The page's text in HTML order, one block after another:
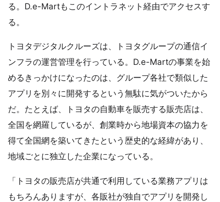
る。D.e-Martもこのイントラネット経由でアクセスす
る。
トヨタデジタルクルーズは、トヨタグループの通信イ
ンフラの運営管理を行っている。D.e-Martの事業を始
めるきっかけになったのは、グループ各社で類似した
アプリを別々に開発するという無駄に気がついたから
だ。たとえば、トヨタの自動車を販売する販売店は、
全国を網羅しているが、創業時から地場資本の協力を
得て全国網を築いてきたという歴史的な経緯があり、
地域ごとに独立した企業になっている。
「トヨタの販売店が共通で利用している業務アプリは
もちろんありますが、各販社が独自でアプリを開発し